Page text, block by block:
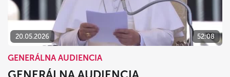
20.05.2026 52:08
GENERÁLNA AUDIENCIA